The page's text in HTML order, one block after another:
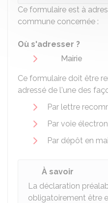
Ce formulaire est à
commune concernée :
Où s'adresser ?
Mairie
Ce formulaire doit être
adressé de l'une des
Par lettre
Par voie
Par dépôt en
À savoir
La déclaration
obligatoirement être